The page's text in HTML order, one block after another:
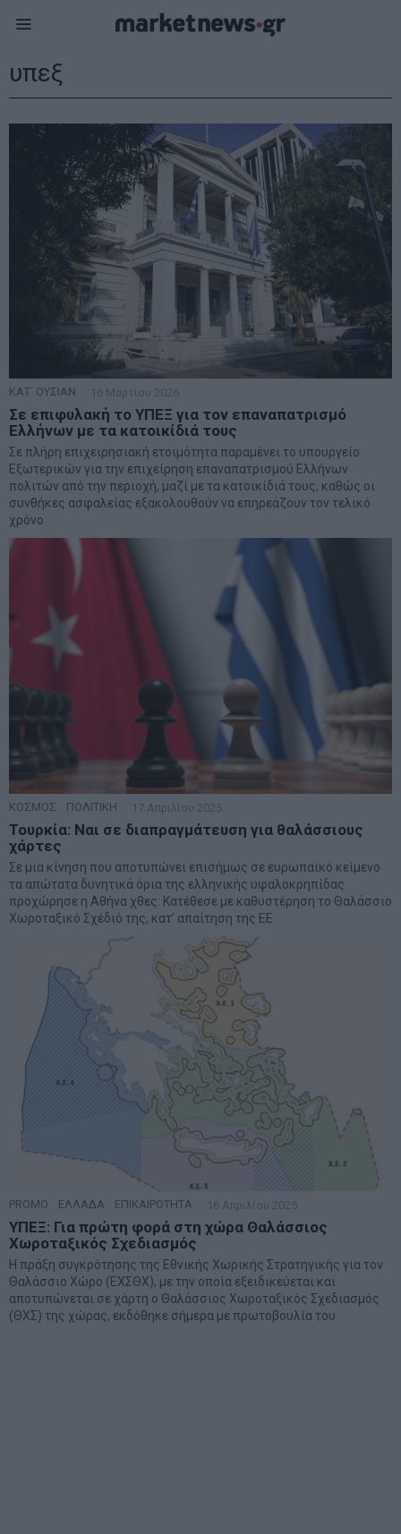
υπεξ
ΚΑΤ΄ ΟΥΣΙΑΝ 16 Μαρτίου 2026
Σε επιφυλακή το ΥΠΕΞ για τον επαναπατρισμό
Ελλήνων με τα κατοικίδιά τους
Σε πλήρη επιχειρησιακή ετοιμότητα παραμένει το υπουργείο
Εξωτερικών για την επιχείρηση επαναπατρισμού Ελλήνων
πολιτών από την περιοχή, μαζί με τα κατοικίδιά τους, καθώς οι
συνθήκες ασφαλείας εξακολουθούν να επηρεάζουν τον τελικό
χρόνο
ΚΟΣΜΟΣ ΠΟΛΙΤΙΚΗ 17 Απριλίου 2025
Τουρκία: Ναι σε διαπραγμάτευση για θαλάσσιους
χάρτες
Σε μια κίνηση που αποτυπώνει επισήμως σε ευρωπαϊκό κείμενο
τα απώτατα δυνητικά όρια της ελληνικής υφαλοκρηπίδας
προχώρησε η Αθήνα χθες: Κατέθεσε με καθυστέρηση το Θαλάσσιο
Χωροταξικό Σχέδιό της, κατ’ απαίτηση της ΕΕ
PROMO ΕΛΛΑΔΑ ΕΠΙΚΑΙΡΟΤΗΤΑ 16 Απριλίου 2025
ΥΠΕΞ: Για πρώτη φορά στη χώρα Θαλάσσιος
Χωροταξικός Σχεδιασμός
Η πράξη συγκρότησης της Εθνικής Χωρικής Στρατηγικής για τον
Θαλάσσιο Χώρο (ΕΧΣΘΧ), με την οποία εξειδικεύεται και
αποτυπώνεται σε χάρτη ο Θαλάσσιος Χωροταξικός Σχεδιασμός
(ΘΧΣ) της χώρας, εκδόθηκε σήμερα με πρωτοβουλία του